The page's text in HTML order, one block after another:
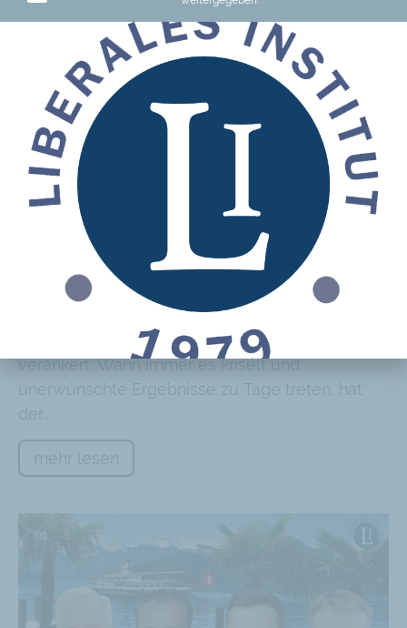
21. September 2026
LI-Konferenz und
Buchvernissage «Markt oder
Staat – welche Lösungen
überzeugen?»
Das Narrativ ist fest in unseren Köpfen
verankert: Wann immer es kriselt und
unerwünschte Ergebnisse zu Tage treten, hat
der…
mehr lesen